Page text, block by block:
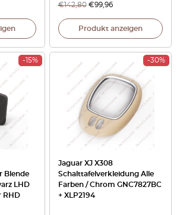
€142,80 €99,96
Produkt anzeigen
-15%
Blende
LHD
RHD
-30%
Jaguar XJ X308
Schalttafelverkleidung Alle
Farben / Chrom GNC7827BC
+ XLP2194